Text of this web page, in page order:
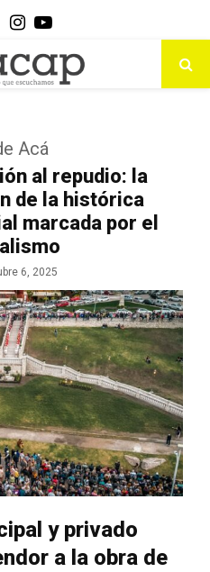
Twitter
Instagram
Youtube
Acá
al repudio: la
de la histórica
marcada por el
6, 2025
y privado
a la obra de